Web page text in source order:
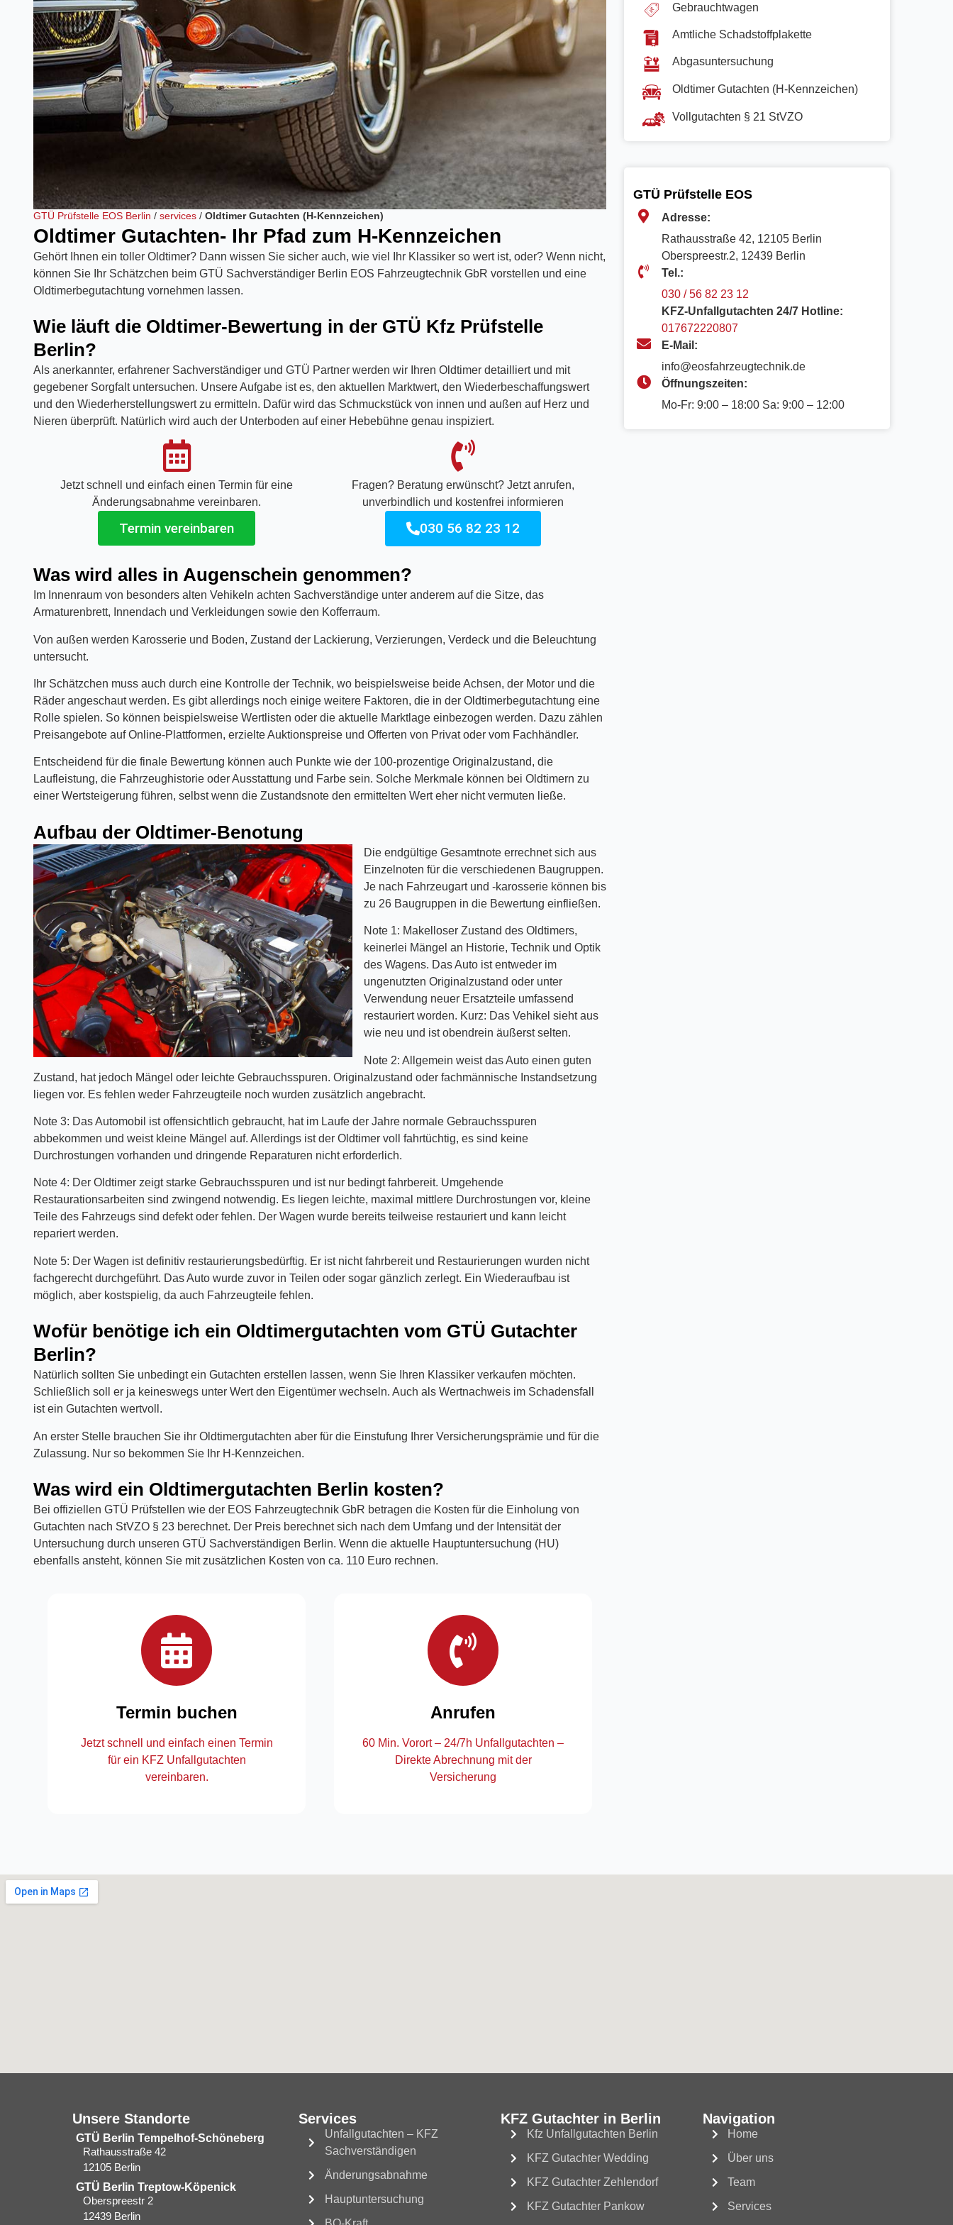
GTÜ Prüfstelle EOS Berlin / services / Oldtimer Gutachten (H-Kennzeichen)
Oldtimer Gutachten- Ihr Pfad zum H-Kennzeichen
Gehört Ihnen ein toller Oldtimer? Dann wissen Sie sicher auch, wie viel Ihr Klassiker so wert ist, oder? Wenn nicht,
können Sie Ihr Schätzchen beim GTÜ Sachverständiger Berlin EOS Fahrzeugtechnik GbR vorstellen und eine
Oldtimerbegutachtung vornehmen lassen.
Wie läuft die Oldtimer-Bewertung in der GTÜ Kfz Prüfstelle
Berlin?
Als anerkannter, erfahrener Sachverständiger und GTÜ Partner werden wir Ihren Oldtimer detailliert und mit
gegebener Sorgfalt untersuchen. Unsere Aufgabe ist es, den aktuellen Marktwert, den Wiederbeschaffungswert
und den Wiederherstellungswert zu ermitteln. Dafür wird das Schmuckstück von innen und außen auf Herz und
Nieren überprüft. Natürlich wird auch der Unterboden auf einer Hebebühne genau inspiziert.
Jetzt schnell und einfach einen Termin für eine
Änderungsabnahme vereinbaren.
Termin vereinbaren
Fragen? Beratung erwünscht? Jetzt anrufen,
unverbindlich und kostenfrei informieren
030 56 82 23 12
Was wird alles in Augenschein genommen?
Im Innenraum von besonders alten Vehikeln achten Sachverständige unter anderem auf die Sitze, das
Armaturenbrett, Innendach und Verkleidungen sowie den Kofferraum.
Von außen werden Karosserie und Boden, Zustand der Lackierung, Verzierungen, Verdeck und die Beleuchtung
untersucht.
Ihr Schätzchen muss auch durch eine Kontrolle der Technik, wo beispielsweise beide Achsen, der Motor und die
Räder angeschaut werden. Es gibt allerdings noch einige weitere Faktoren, die in der Oldtimerbegutachtung eine
Rolle spielen. So können beispielsweise Wertlisten oder die aktuelle Marktlage einbezogen werden. Dazu zählen
Preisangebote auf Online-Plattformen, erzielte Auktionspreise und Offerten von Privat oder vom Fachhändler.
Entscheidend für die finale Bewertung können auch Punkte wie der 100-prozentige Originalzustand, die
Laufleistung, die Fahrzeughistorie oder Ausstattung und Farbe sein. Solche Merkmale können bei Oldtimern zu
einer Wertsteigerung führen, selbst wenn die Zustandsnote den ermittelten Wert eher nicht vermuten ließe.
Aufbau der Oldtimer-Benotung
Die endgültige Gesamtnote errechnet sich aus
Einzelnoten für die verschiedenen Baugruppen.
Je nach Fahrzeugart und -karosserie können bis
zu 26 Baugruppen in die Bewertung einfließen.
Note 1: Makelloser Zustand des Oldtimers,
keinerlei Mängel an Historie, Technik und Optik
des Wagens. Das Auto ist entweder im
ungenutzten Originalzustand oder unter
Verwendung neuer Ersatzteile umfassend
restauriert worden. Kurz: Das Vehikel sieht aus
wie neu und ist obendrein äußerst selten.
Note 2: Allgemein weist das Auto einen guten
Zustand, hat jedoch Mängel oder leichte Gebrauchsspuren. Originalzustand oder fachmännische Instandsetzung
liegen vor. Es fehlen weder Fahrzeugteile noch wurden zusätzlich angebracht.
Note 3: Das Automobil ist offensichtlich gebraucht, hat im Laufe der Jahre normale Gebrauchsspuren
abbekommen und weist kleine Mängel auf. Allerdings ist der Oldtimer voll fahrtüchtig, es sind keine
Durchrostungen vorhanden und dringende Reparaturen nicht erforderlich.
Note 4: Der Oldtimer zeigt starke Gebrauchsspuren und ist nur bedingt fahrbereit. Umgehende
Restaurationsarbeiten sind zwingend notwendig. Es liegen leichte, maximal mittlere Durchrostungen vor, kleine
Teile des Fahrzeugs sind defekt oder fehlen. Der Wagen wurde bereits teilweise restauriert und kann leicht
repariert werden.
Note 5: Der Wagen ist definitiv restaurierungsbedürftig. Er ist nicht fahrbereit und Restaurierungen wurden nicht
fachgerecht durchgeführt. Das Auto wurde zuvor in Teilen oder sogar gänzlich zerlegt. Ein Wiederaufbau ist
möglich, aber kostspielig, da auch Fahrzeugteile fehlen.
Wofür benötige ich ein Oldtimergutachten vom GTÜ Gutachter
Berlin?
Natürlich sollten Sie unbedingt ein Gutachten erstellen lassen, wenn Sie Ihren Klassiker verkaufen möchten.
Schließlich soll er ja keineswegs unter Wert den Eigentümer wechseln. Auch als Wertnachweis im Schadensfall
ist ein Gutachten wertvoll.
An erster Stelle brauchen Sie ihr Oldtimergutachten aber für die Einstufung Ihrer Versicherungsprämie und für die
Zulassung. Nur so bekommen Sie Ihr H-Kennzeichen.
Was wird ein Oldtimergutachten Berlin kosten?
Bei offiziellen GTÜ Prüfstellen wie der EOS Fahrzeugtechnik GbR betragen die Kosten für die Einholung von
Gutachten nach StVZO § 23 berechnet. Der Preis berechnet sich nach dem Umfang und der Intensität der
Untersuchung durch unseren GTÜ Sachverständigen Berlin. Wenn die aktuelle Hauptuntersuchung (HU)
ebenfalls ansteht, können Sie mit zusätzlichen Kosten von ca. 110 Euro rechnen.
Termin buchen
Jetzt schnell und einfach einen Termin
für ein KFZ Unfallgutachten
vereinbaren.
Anrufen
60 Min. Vorort – 24/7h Unfallgutachten –
Direkte Abrechnung mit der
Versicherung
Gebrauchtwagen
Amtliche Schadstoffplakette
Abgasuntersuchung
Oldtimer Gutachten (H-Kennzeichen)
Vollgutachten § 21 StVZO
GTÜ Prüfstelle EOS
Adresse:
Rathausstraße 42, 12105 Berlin
Oberspreestr.2, 12439 Berlin​
Tel.:
030 / 56 82 23 12
KFZ-Unfallgutachten 24/7 Hotline:
017672220807
E-Mail:
info@eosfahrzeugtechnik.de
Öffnungszeiten:
Mo-Fr: 9:00 – 18:00 Sa: 9:00 – 12:00
Unsere Standorte
GTÜ Berlin Tempelhof-Schöneberg
Rathausstraße 42
12105 Berlin
GTÜ Berlin Treptow-Köpenick
Oberspreestr 2
12439 Berlin​
Services
Unfallgutachten – KFZ
Sachverständigen
Änderungsabnahme
Hauptuntersuchung
KFZ Gutachter in Berlin
Kfz Unfallgutachten Berlin
KFZ Gutachter Wedding
KFZ Gutachter Zehlendorf
KFZ Gutachter Pankow
Navigation
Home
Über uns
Team
Services